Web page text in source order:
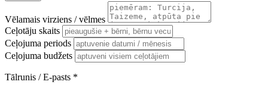
Vēlamais virziens / vēlmes
Ceļotāju skaits
Ceļojuma periods
Ceļojuma budžets
Tālrunis / E-pasts *